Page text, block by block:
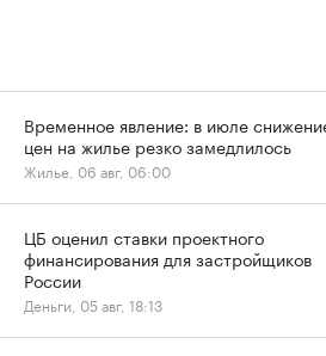
Временное явление: в июле
цен на жилье резко замедлилось
Жилье, 06 авг, 06:00
ЦБ оценил ставки проектного
финансирования для застройщиков
России
Деньги, 05 авг, 18:13